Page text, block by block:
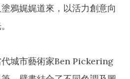
鴉娓娓道來，以活力創意向
城市藝術家Ben Pickering